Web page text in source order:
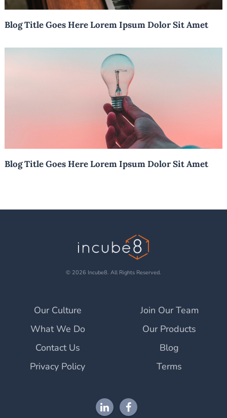
Blog Title Goes Here Lorem Ipsum Dolor Sit Amet
Blog Title Goes Here Lorem Ipsum Dolor Sit Amet
© 2026 Incube8. All Rights Reserved.
Our Culture
Join Our Team
What We Do
Our Products
Contact Us
Blog
Privacy Policy
Terms